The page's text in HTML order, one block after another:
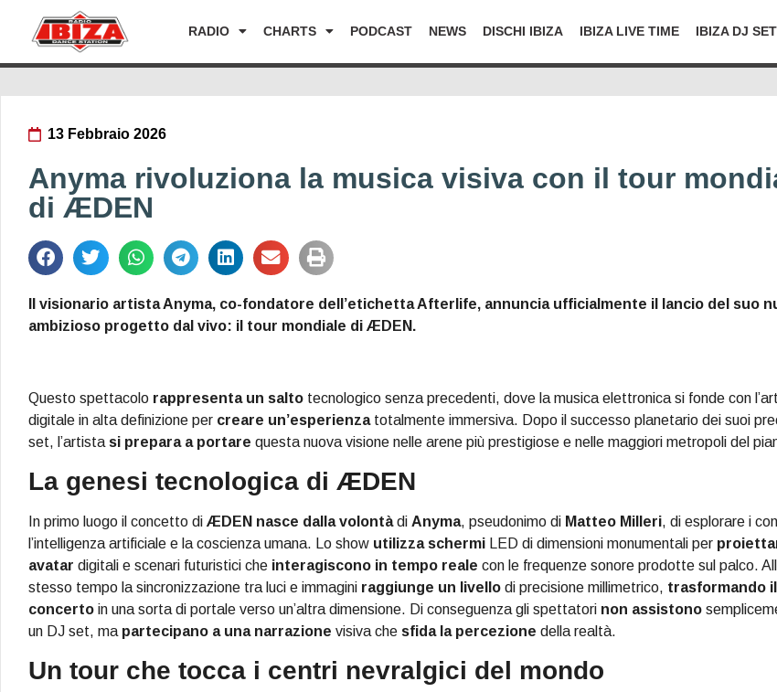
RADIO CHARTS PODCAST NEWS DISCHI IBIZA IBIZA LIVE TIME IBIZA DJ SET
13 Febbraio 2026
Anyma rivoluziona la musica visiva con il tour
di ÆDEN
Il visionario artista Anyma, co-fondatore dell’etichetta Afterlife, annuncia ufficialmente il lancio del suo
ambizioso progetto dal vivo: il tour mondiale di ÆDEN.
Questo spettacolo rappresenta un salto tecnologico senza precedenti, dove la musica elettronica si fonde con
digitale in alta definizione per creare un’esperienzatotalmente immersiva. Dopo il successo planetario dei suoi
set, l’artista si prepara a portare questa nuova visione nelle arene più prestigiose e nelle maggiori metropoli del
La genesi tecnologica di ÆDEN
In primo luogo il concetto di ÆDEN nasce dalla volontàdi Anyma, pseudonimo di Matteo Milleri, di esplorare i
l’intelligenza artificiale e la coscienza umana. Lo show utilizza schermi LED di dimensioni monumentali per
avatar digitali e scenari futuristici che interagiscono in tempo reale con le frequenze sonore prodotte sul palco.
stesso tempo la sincronizzazione tra luci e immagini raggiunge un livello di precisione millimetrico, trasformando il
concerto in una sorta di portale verso un’altra dimensione. Di conseguenza gli spettatori non assistono
un DJ set, ma partecipano a una narrazione visiva che sfida la percezione della realtà.
Un tour che tocca i centri nevralgici del mondo